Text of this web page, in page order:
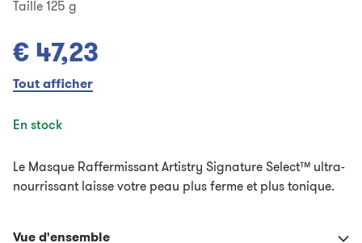
Taille 125 g
€ 47,23
Tout afficher
En stock
Le Masque Raffermissant Artistry Signature Select™ ultra-
nourrissant laisse votre peau plus ferme et plus tonique.
Vue d'ensemble